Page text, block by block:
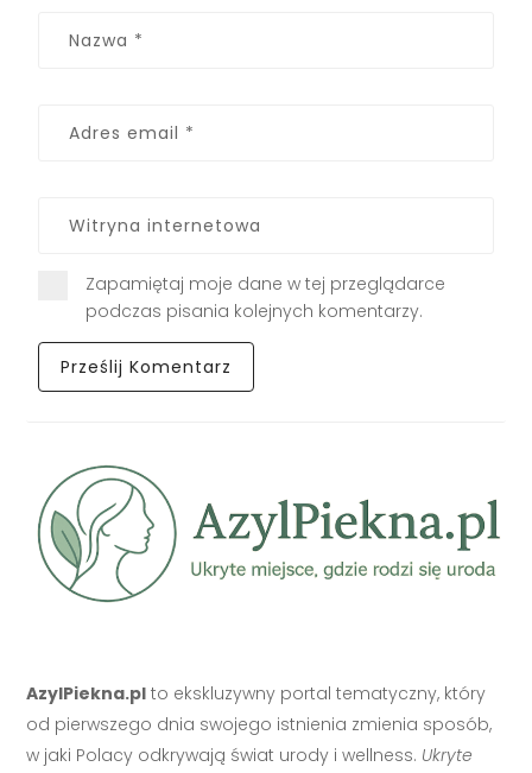
Zapamiętaj moje dane w tej przeglądarce
podczas pisania kolejnych komentarzy.
AzylPiekna.pl to ekskluzywny portal tematyczny, który
od pierwszego dnia swojego istnienia zmienia sposób,
w jaki Polacy odkrywają świat urody i wellness. Ukryte